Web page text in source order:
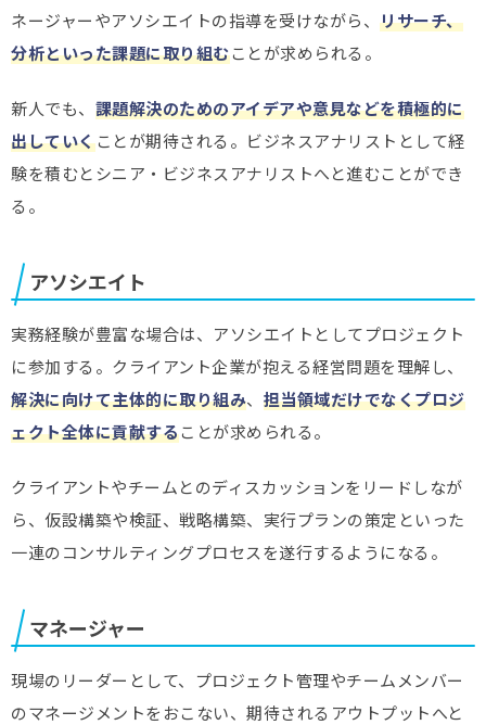
ネージャーやアソシエイトの指導を受けながら、 リサーチ、
分析といった課題に取り組むことが求められる。
新人でも、 課題解決のためのアイデアや意見などを積極的に
出していくことが期待される。ビジネスアナリストとして経
験を積むとシニア・ビジネスアナリストへと進むことができ
る。
アソシエイト
実務経験が豊富な場合は、アソシエイトとしてプロジェクト
に参加する。クライアント企業が抱える経営問題を理解し、
解決に向けて主体的に取り組み、 担当領域だけでなくプロジ
ェクト全体に貢献することが求められる。
クライアントやチームとのディスカッションをリードしなが
ら、仮設構築や検証、戦略構築、実行プランの策定といった
一連のコンサルティングプロセスを遂行するようになる。
マネージャー
現場のリーダーとして、プロジェクト管理やチームメンバー
のマネージメントをおこない、期待されるアウトプットへと